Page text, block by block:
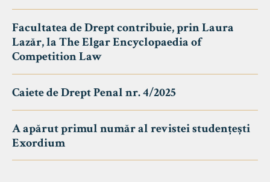
Facultatea de Drept contribuie, prin Laura
Lazăr, la The Elgar Encyclopaedia of
Competition Law
Caiete de Drept Penal nr. 4/2025
A apărut primul număr al revistei studențești
Exordium